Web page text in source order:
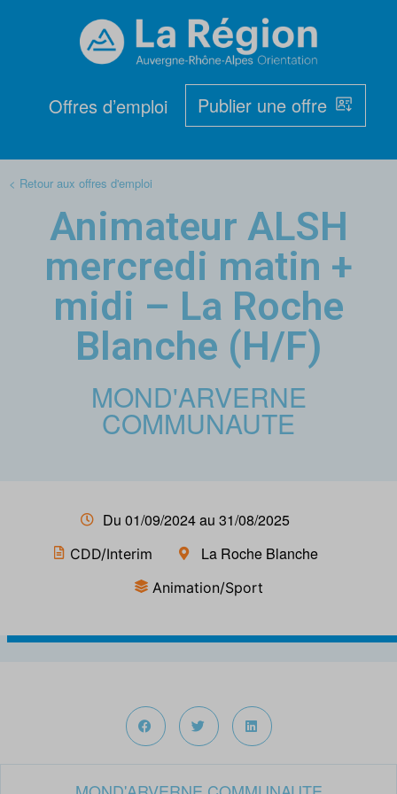
Offres d’emploi Publier une offre
< Retour aux offres d'emploi
Animateur ALSH
mercredi matin +
midi – La Roche
Blanche (H/F)
MOND'ARVERNE
COMMUNAUTE
Du 01/09/2024 au 31/08/2025
CDD/Interim La Roche Blanche
Animation/Sport